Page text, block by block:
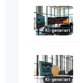
KI-generiert
KI-generiert